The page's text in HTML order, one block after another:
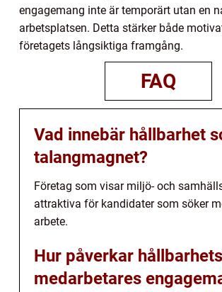
engagemang inte är temporärt utan en
arbetsplatsen. Detta stärker både
företagets långsiktiga framgång.
FAQ
Vad innebär hållbarhet
talangmagnet?
Företag som visar miljö- och
attraktiva för kandidater som söker
arbete.
Hur påverkar
medarbetares